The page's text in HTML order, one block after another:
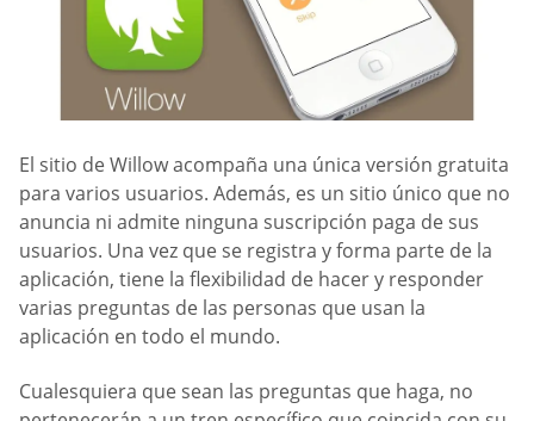
El sitio de Willow acompaña una única versión gratuita
para varios usuarios. Además, es un sitio único que no
anuncia ni admite ninguna suscripción paga de sus
usuarios. Una vez que se registra y forma parte de la
aplicación, tiene la flexibilidad de hacer y responder
varias preguntas de las personas que usan la
aplicación en todo el mundo.
Cualesquiera que sean las preguntas que haga, no